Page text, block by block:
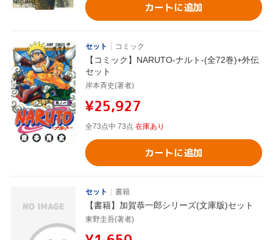
カートに追加
セット コミック
【コミック】NARUTO-ナルト-(全72巻)+外伝
セット
岸本斉史(著者)
¥25,927
全73点中 73点 在庫あり
カートに追加
セット 書籍
【書籍】加賀恭一郎シリーズ(文庫版)セット
東野圭吾(著者)